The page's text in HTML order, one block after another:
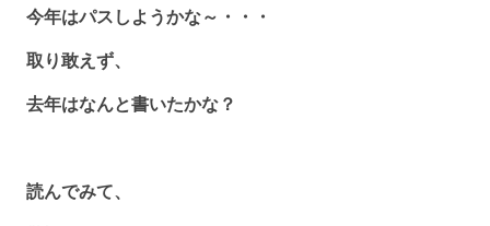
今年はパスしようかな～・・・
取り敢えず、
去年はなんと書いたかな？
読んでみて、